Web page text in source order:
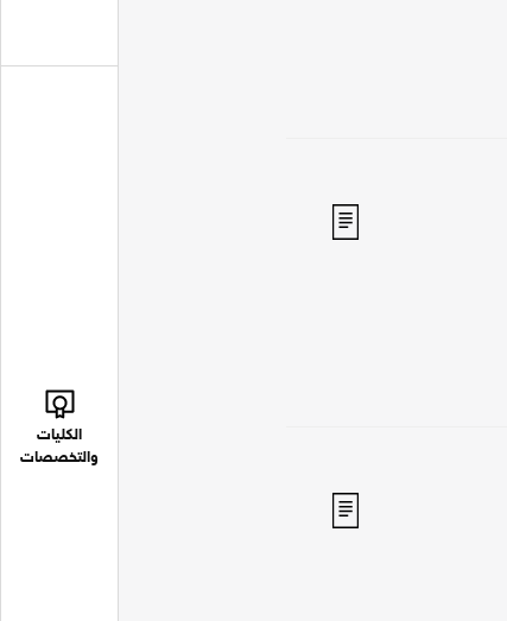
الكليات
والتخصصات